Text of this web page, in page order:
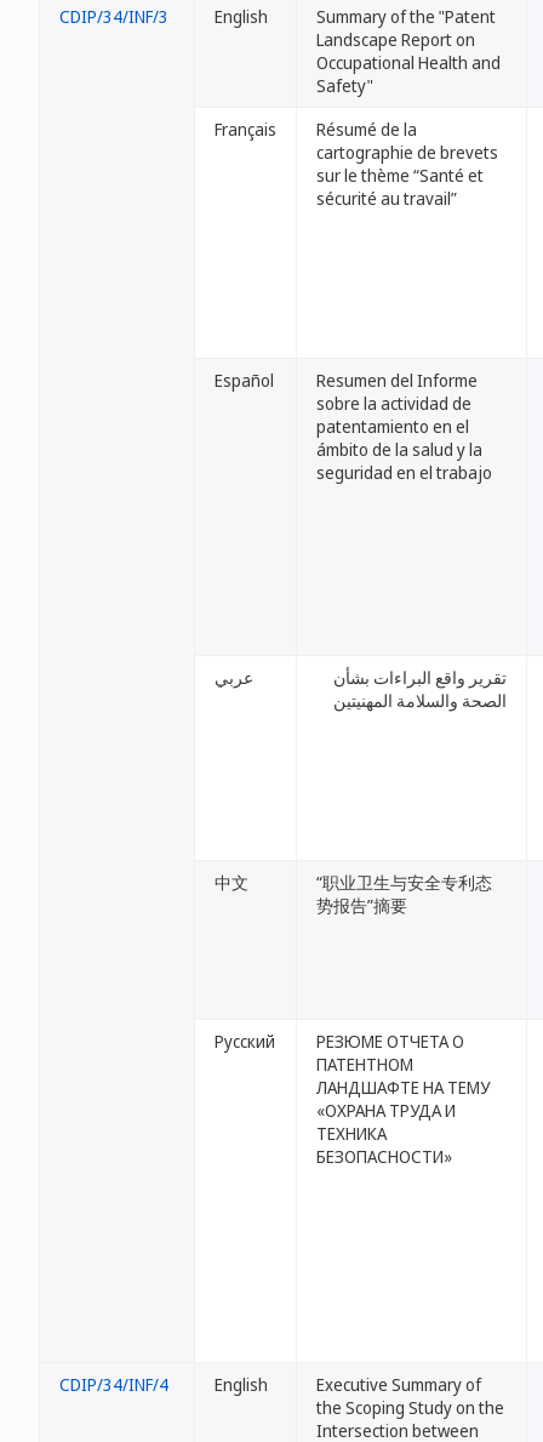
CDIP/34/INF/3 English
Summary of the "Patent
Landscape Report on
Occupational Health and
Safety"
Français
Résumé de la
cartographie de brevets
sur le thème “Santé et
sécurité au travail”
Español
Resumen del Informe
sobre la actividad de
patentamiento en el
ámbito de la salud y la
seguridad en el trabajo
عربي
تقرير واقع البراءات بشأن
الصحة والسلامة المهنيتين
中文
“职业卫生与安全专利态
势报告”摘要
Русский
РЕЗЮМЕ ОТЧЕТА О
ПАТЕНТНОМ
ЛАНДШАФТЕ НА ТЕМУ
«ОХРАНА ТРУДА И
ТЕХНИКА
БЕЗОПАСНОСТИ»
CDIP/34/INF/4 English
Executive Summary of
the Scoping Study on the
Intersection between